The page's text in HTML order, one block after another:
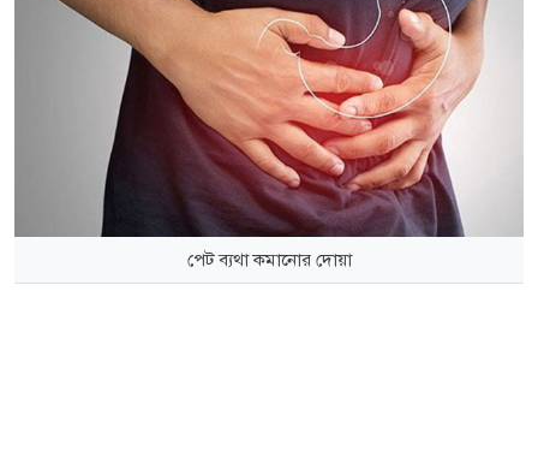
পেট ব্যথা কমানোর দোয়া